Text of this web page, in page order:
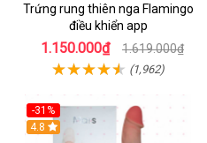
Trứng rung thiên nga Flamingo
điều khiển app
1.150.000₫ 1.619.000₫
(1,962)
-31%
4.8